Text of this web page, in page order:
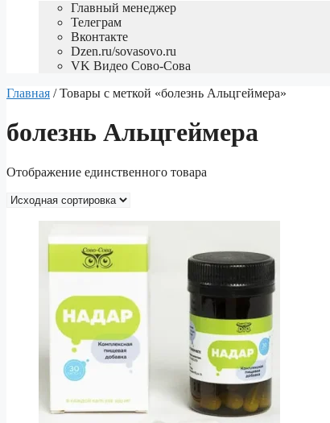
Главный менеджер
Телеграм
Вконтакте
Dzen.ru/sovasovo.ru
VK Видео Сово-Сова
Главная / Товары с меткой «болезнь Альцгеймера»
болезнь Альцгеймера
Отображение единственного товара